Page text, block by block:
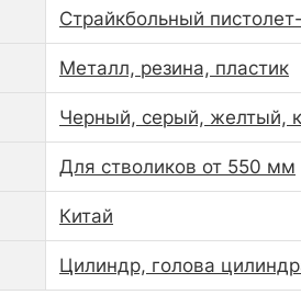
Страйкбольный
Металл, резина, пластик
Черный, серый, желтый,
Для стволиков от 550 мм
Китай
Цилиндр, голова